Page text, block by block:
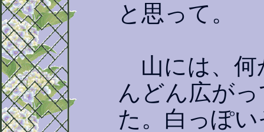
と思って。
山には、何
んどん広が
た。白っぽ